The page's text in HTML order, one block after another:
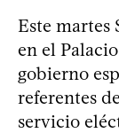
Este martes
en el
gobierno
referentes
servicio